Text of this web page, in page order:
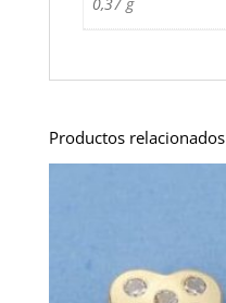
Productos relacionados